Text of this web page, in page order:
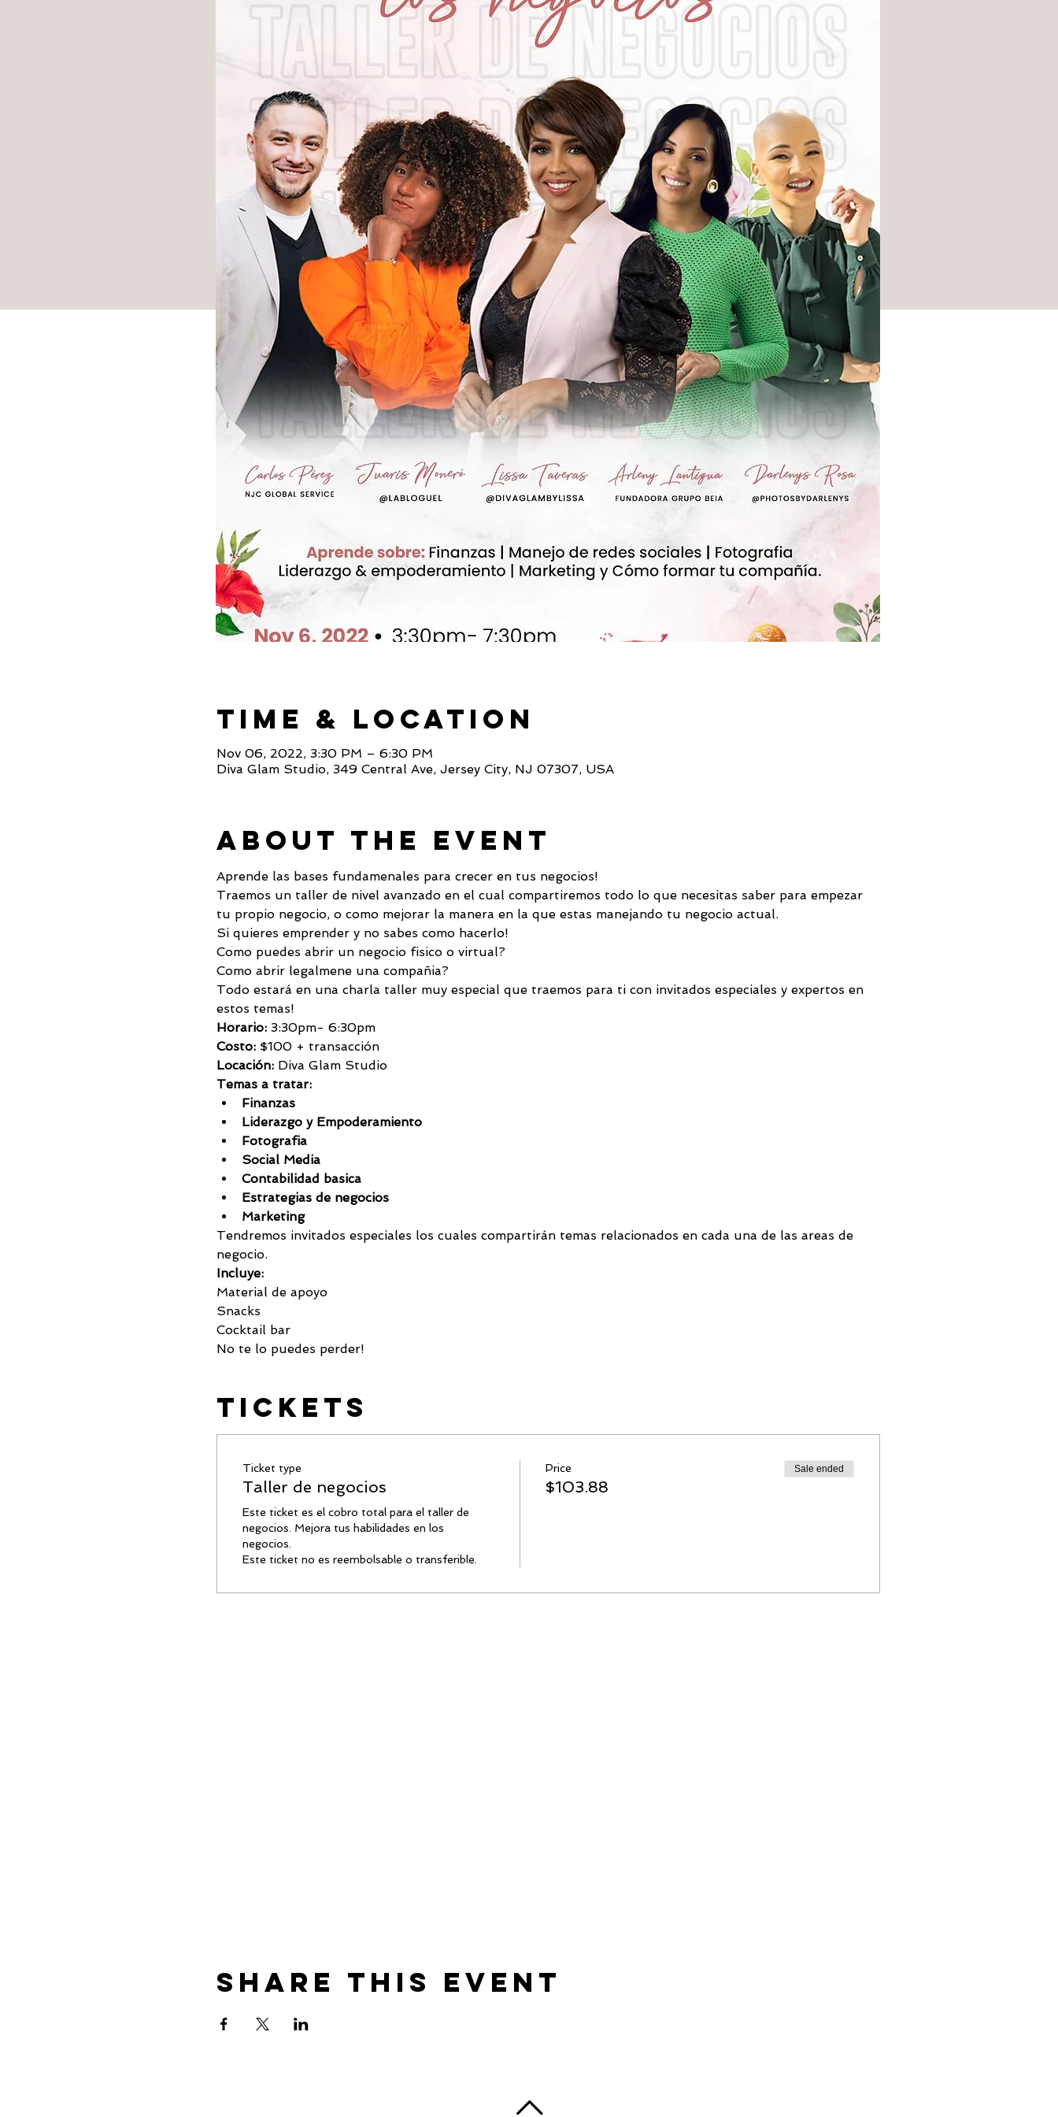
Time & Location
Nov 06, 2022, 3:30 PM – 6:30 PM
Diva Glam Studio, 349 Central Ave, Jersey City, NJ 07307, USA
About The Event
Aprende las bases fundamenales para crecer en tus negocios!
Traemos un taller de nivel avanzado en el cual compartiremos todo lo que necesitas saber para empezar
tu propio negocio, o como mejorar la manera en la que estas manejando tu negocio actual.
Si quieres emprender y no sabes como hacerlo!
Como puedes abrir un negocio fisico o virtual?
Como abrir legalmene una compañia?
Todo estará en una charla taller muy especial que traemos para ti con invitados especiales y expertos en
estos temas!
Horario: 3:30pm- 6:30pm
Costo: $100 + transacción
Locación: Diva Glam Studio
Temas a tratar:
Finanzas
Liderazgo y Empoderamiento
Fotografia
Social Media
Contabilidad basica
Estrategias de negocios
Marketing
Tendremos invitados especiales los cuales compartirán temas relacionados en cada una de las areas de
negocio.
Incluye:
Material de apoyo
Snacks
Cocktail bar
No te lo puedes perder!
Tickets
Ticket type
Taller de negocios
Este ticket es el cobro total para el taller de
negocios. Mejora tus habilidades en los
negocios.
Este ticket no es reembolsable o transferible.
Price
$103.88
Sale ended
Share This Event